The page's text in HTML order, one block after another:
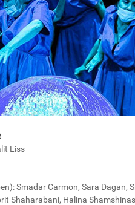
Liss
Smadar Carmon, Sara Dagan,
Shaharabani, Halina